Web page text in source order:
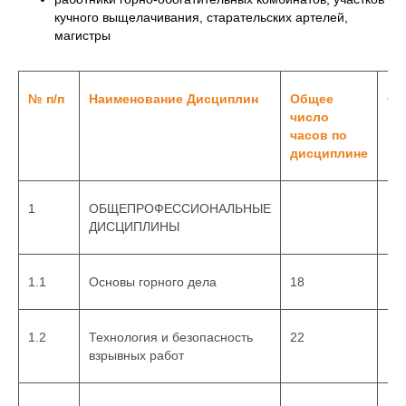
мотивации к
профессиональных
навыков в области
исследований.
Объем программы
обучения:
кучного выщелачивания, старательских артелей,
магистры
№ п/п Наименование Дисциплин
Общее
число
часов по
дисциплине
1
ОБЩЕПРОФЕССИОНАЛЬНЫЕ
ДИСЦИПЛИНЫ
1.1 Основы горного дела 18
1.2
Технология и безопасность
взрывных работ
22